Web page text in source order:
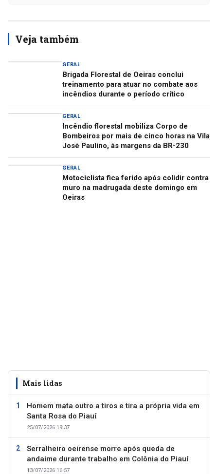
Veja também
GERAL
Brigada Florestal de Oeiras conclui
treinamento para atuar no combate aos
incêndios durante o período crítico
GERAL
Incêndio florestal mobiliza Corpo de
Bombeiros por mais de cinco horas na Vila
José Paulino, às margens da BR-230
GERAL
Motociclista fica ferido após colidir contra
muro na madrugada deste domingo em
Oeiras
Mais lidas
Homem mata outro a tiros e tira a própria vida em
Santa Rosa do Piauí
25/07/2026 19:37
Serralheiro oeirense morre após queda de
andaime durante trabalho em Colônia do Piauí
13/07/2026 16:57